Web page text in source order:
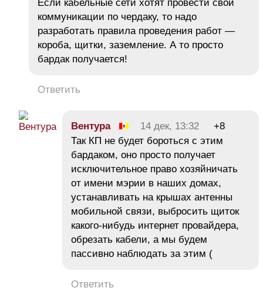
Если кабельные сети хотят провести свои
коммуникации по чердаку, то надо
разработать правила проведения работ —
короба, щитки, заземление. А то просто
бардак получается!
Ответить
Вентура 14 дек, 13:32
+8
Так КП не будет бороться с этим
бардаком, оно просто получает
исключительное право хозяйничать
от имени мэрии в наших домах,
устанавливать на крышах антенны
мобильной связи, выбросить щиток
какого-нибудь интернет провайдера,
обрезать кабели, а мы будем
пассивно наблюдать за этим (
Ответить